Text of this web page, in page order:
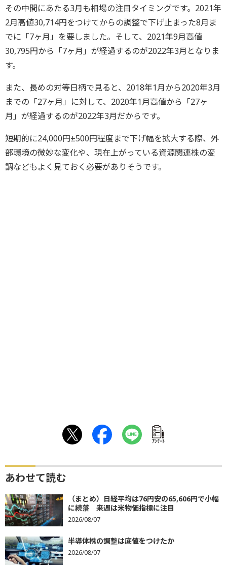
その中間にあたる3月も相場の注目タイミングです。2021年
2月高値30,714円をつけてからの調整で下げ止まった8月ま
でに「7ヶ月」を要しました。そして、2021年9月高値
30,795円から「7ヶ月」が経過するのが2022年3月となりま
す。
また、長めの対等日柄で見ると、2018年1月から2020年3月
までの「27ヶ月」に対して、2020年1月高値から「27ヶ
月」が経過するのが2022年3月だからです。
短期的に24,000円±500円程度まで下げ幅を拡大する際、外
部環境の微妙な変化や、現在上がっている資源関連株の変
調などもよく見ておく必要がありそうです。
ｱﾝｹｰﾄ
あわせて読む
（まとめ）日経平均は76円安の65,606円で小幅
に続落 来週は米物価指標に注目
2026/08/07
半導体株の調整は底値をつけたか
2026/08/07